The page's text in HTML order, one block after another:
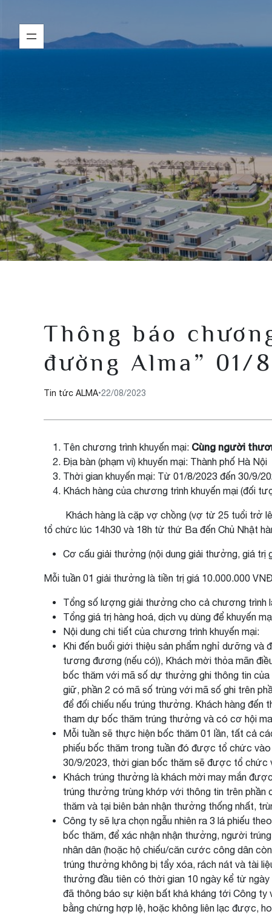
Thông báo
đường Alma”
Tin tức ALMA•22/08/2023
Tên chương trình khuyến mại: Cùng người
Địa bàn (phạm vi) khuyến mại: Thành phố Hà Nội
Thời gian khuyến mại: Từ 01/8/2023 đến 30/9/
Khách hàng của chương trình khuyến mại (đối
Khách hàng là cặp vợ chồng (vợ từ 25 tuổi trở
tổ chức lúc 14h30 và 18h từ thứ Ba đến Chủ Nhật
Cơ cấu giải thưởng (nội dung giải thưởng, giá
Mỗi tuần 01 giải thưởng là tiền trị giá 10.000.000
Tổng số lượng giải thưởng cho cả chương trình
Tổng giá trị hàng hoá, dịch vụ dùng để khuyến
Nội dung chi tiết của chương trình khuyến mại:
Khi đến buổi giới thiệu sản phẩm nghỉ dưỡng và
tương đương (nếu có)), Khách mời thỏa mãn
bốc thăm với mã số dự thưởng ghi thông tin của
giữ, phần 2 có mã số trùng với mã số ghi trên
để đối chiếu nếu trúng thưởng. Khách hàng đến
tham dự bốc thăm trúng thưởng và có cơ hội
Mỗi tuần sẽ thực hiện bốc thăm 01 lần, tất cả
phiếu bốc thăm trong tuần đó được tổ chức vào
30/9/2023, thời gian bốc thăm sẽ được tổ chức
Khách trúng thưởng là khách mời may mắn
trúng thưởng trùng khớp với thông tin trên
thăm và tại biên bản nhận thưởng thống nhất,
Công ty sẽ lựa chọn ngẫu nhiên ra 3 lá phiếu
bốc thăm, để xác nhận nhận thưởng, người
nhân dân (hoặc hộ chiếu/căn cước công dân
trúng thưởng không bị tẩy xóa, rách nát và tài
thưởng đầu tiên có thời gian 10 ngày kể từ
đã thông báo sự kiện bất khả kháng tới Công
bằng chứng hợp lệ, hoặc không liên lạc được,